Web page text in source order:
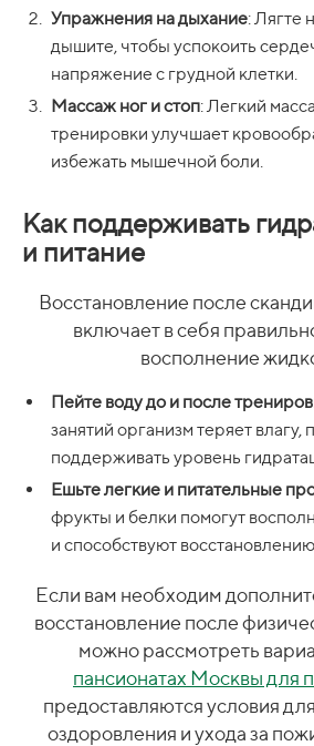
Упражнения на дыхание: Лягте
дышите, чтобы успокоить
напряжение с грудной клетки.
Массаж ног и стоп: Легкий
тренировки улучшает
избежать мышечной боли.
Как поддерживать
и питание
Восстановление после
включает в себя
восполнение
Пейте воду до и после
занятий организм теряет влагу,
поддерживать уровень
Ешьте легкие и питательные
фрукты и белки помогут
и способствуют
Если вам необходим
восстановление после
можно рассмотреть
пансионатах Москвы для
предоставляются условия
оздоровления и ухода за